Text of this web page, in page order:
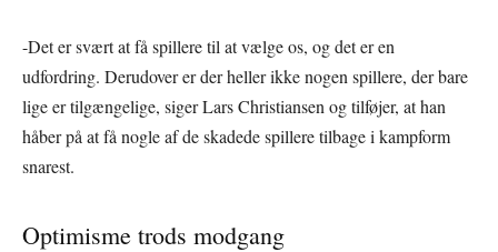
-Det er svært at få spillere til at vælge os, og det er en
udfordring. Derudover er der heller ikke nogen spillere, der bare
lige er tilgængelige, siger Lars Christiansen og tilføjer, at han
håber på at få nogle af de skadede spillere tilbage i kampform
snarest.
Optimisme trods modgang